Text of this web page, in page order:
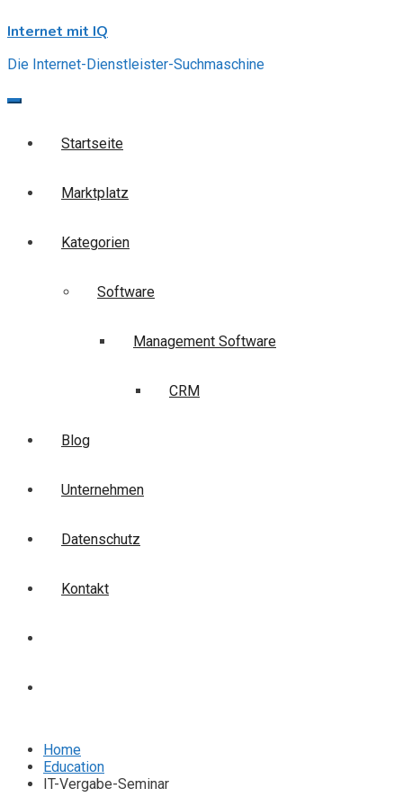
to
Internet mit IQ
Die Internet-Dienstleister-Suchmaschine
Startseite
Marktplatz
Kategorien
Software
Management Software
CRM
Blog
Unternehmen
Datenschutz
Kontakt
Home
Education
IT-Vergabe-Seminar